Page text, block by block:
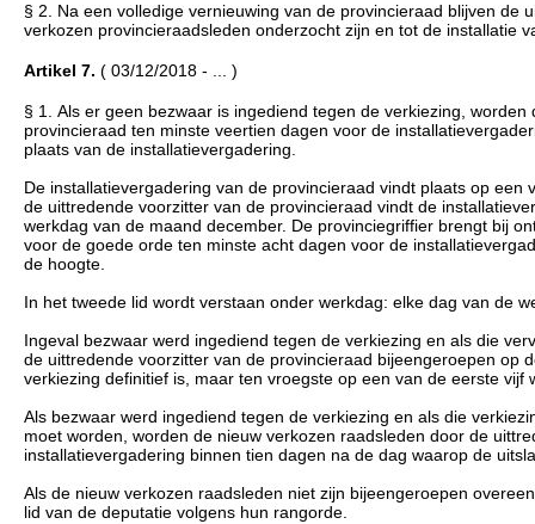
§ 2. Na een volledige vernieuwing van de provincieraad blijven
verkozen provincieraadsleden onderzocht zijn en tot de installatie
Artikel 7. ( 03/12/2018 - ... )
§ 1. Als er geen bezwaar is ingediend tegen de verkiezing,
provincieraad ten minste veertien dagen voor de
plaats van de installatievergadering.
De installatievergadering van de provincieraad vindt plaats op
de uittredende voorzitter van de provincieraad vindt de
werkdag van de maand december. De provinciegriffier brengt bij
voor de goede orde ten minste acht dagen voor de
de hoogte.
In het tweede lid wordt verstaan onder werkdag: elke dag van de
Ingeval bezwaar werd ingediend tegen de verkiezing en als die
de uittredende voorzitter van de provincieraad bijeengeroepen op
verkiezing definitief is, maar ten vroegste op een van de eerste vijf
Als bezwaar werd ingediend tegen de verkiezing en als die
moet worden, worden de nieuw verkozen raadsleden door de
installatievergadering binnen tien dagen na de dag waarop de
Als de nieuw verkozen raadsleden niet zijn bijeengeroepen
lid van de deputatie volgens hun rangorde.